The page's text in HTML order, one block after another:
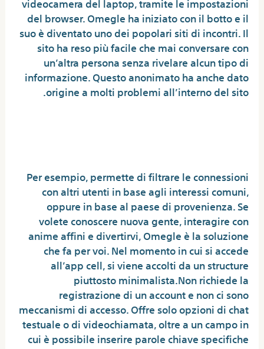
del browser. Omegle ha iniziato con il botto e il
suo è diventato uno dei popolari siti di incontri. Il
sito ha reso più facile che mai conversare con
un’altra persona senza rivelare alcun tipo di
informazione. Questo anonimato ha anche dato
origine a molti problemi all’interno del sito.
Per esempio, permette di filtrare le connessioni
con altri utenti in base agli interessi comuni,
oppure in base al paese di provenienza. Se
volete conoscere nuova gente, interagire con
anime affini e divertirvi, Omegle è la soluzione
che fa per voi. Nel momento in cui si accede
all’app cell, si viene accolti da un structure
piuttosto minimalista.Non richiede la
registrazione di un account e non ci sono
meccanismi di accesso. Offre solo opzioni di chat
testuale o di videochiamata, oltre a un campo in
cui è possibile inserire parole chiave specifiche